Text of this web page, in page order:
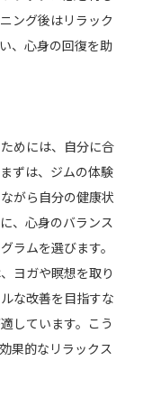
ング後はリラック
、心身の回復を助
めには、自分に合
ずは、ジムの体験
がら自分の健康状
、心身のバランス
ラムを選びます。
ヨガや瞑想を取り
な改善を目指すな
しています。こう
果的なリラックス